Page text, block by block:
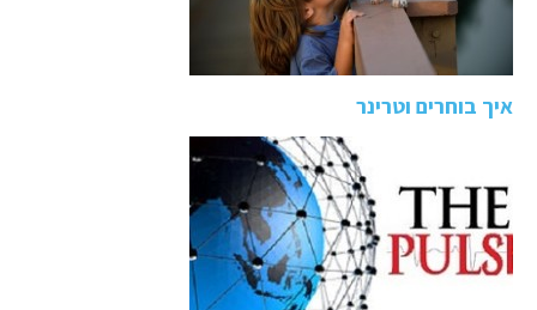
איך בוחרים וטרינר